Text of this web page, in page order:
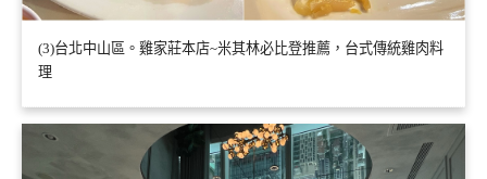
(3)台北中山區。雞家莊本店~米其林必比登推薦，台式傳統雞肉料
理